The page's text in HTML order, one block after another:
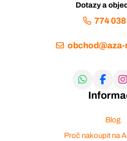
Dotazy a
774
Blog
Proč nakoupit na